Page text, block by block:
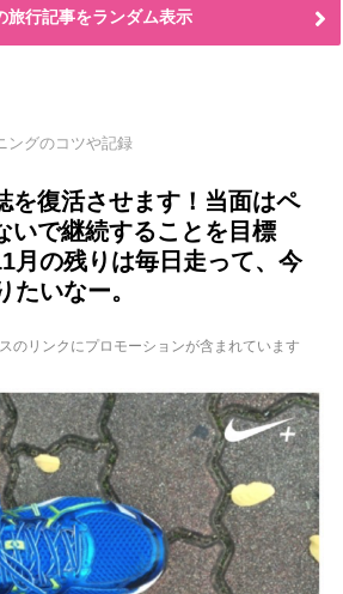
旅行記事をランダム表示
ングのコツや記録
を復活させます！当面はペ
いで継続することを目標
月の残りは毎日走って、今
たいなー。
のリンクにプロモーションが含まれています